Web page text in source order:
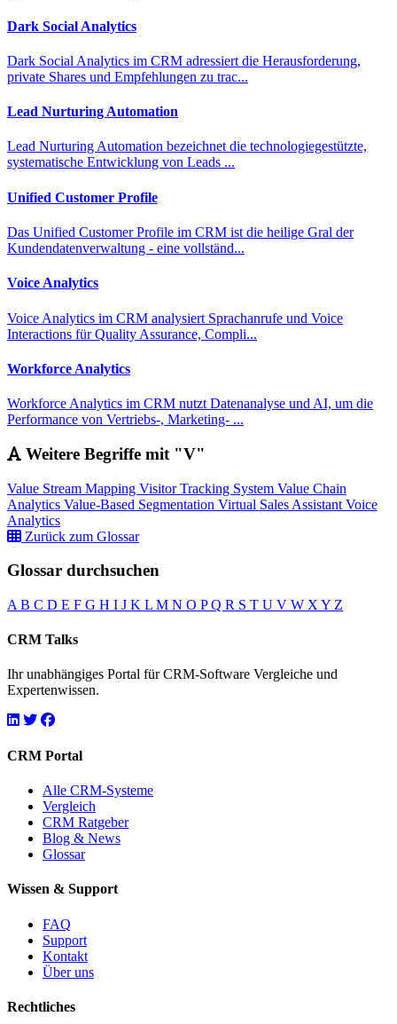
Dark Social Analytics
Dark Social Analytics im CRM adressiert die Herausforderung,
private Shares und Empfehlungen zu trac...
Lead Nurturing Automation
Lead Nurturing Automation bezeichnet die technologiegestützte,
systematische Entwicklung von Leads ...
Unified Customer Profile
Das Unified Customer Profile im CRM ist die heilige Gral der
Kundendatenverwaltung - eine vollständ...
Voice Analytics
Voice Analytics im CRM analysiert Sprachanrufe und Voice
Interactions für Quality Assurance, Compli...
Workforce Analytics
Workforce Analytics im CRM nutzt Datenanalyse und AI, um die
Performance von Vertriebs-, Marketing- ...
Weitere Begriffe mit "V"
Value Stream Mapping Visitor Tracking System Value Chain
Analytics Value-Based Segmentation Virtual Sales Assistant Voice
Analytics
Zurück zum Glossar
Glossar durchsuchen
A B C D E F G H I J K L M N O PQ R S T U V W X Y Z
CRM Talks
Ihr unabhängiges Portal für CRM-Software Vergleiche und
Expertenwissen.
CRM Portal
Alle CRM-Systeme
Vergleich
CRM Ratgeber
Blog & News
Glossar
Wissen & Support
FAQ
Support
Kontakt
Über uns
Rechtliches